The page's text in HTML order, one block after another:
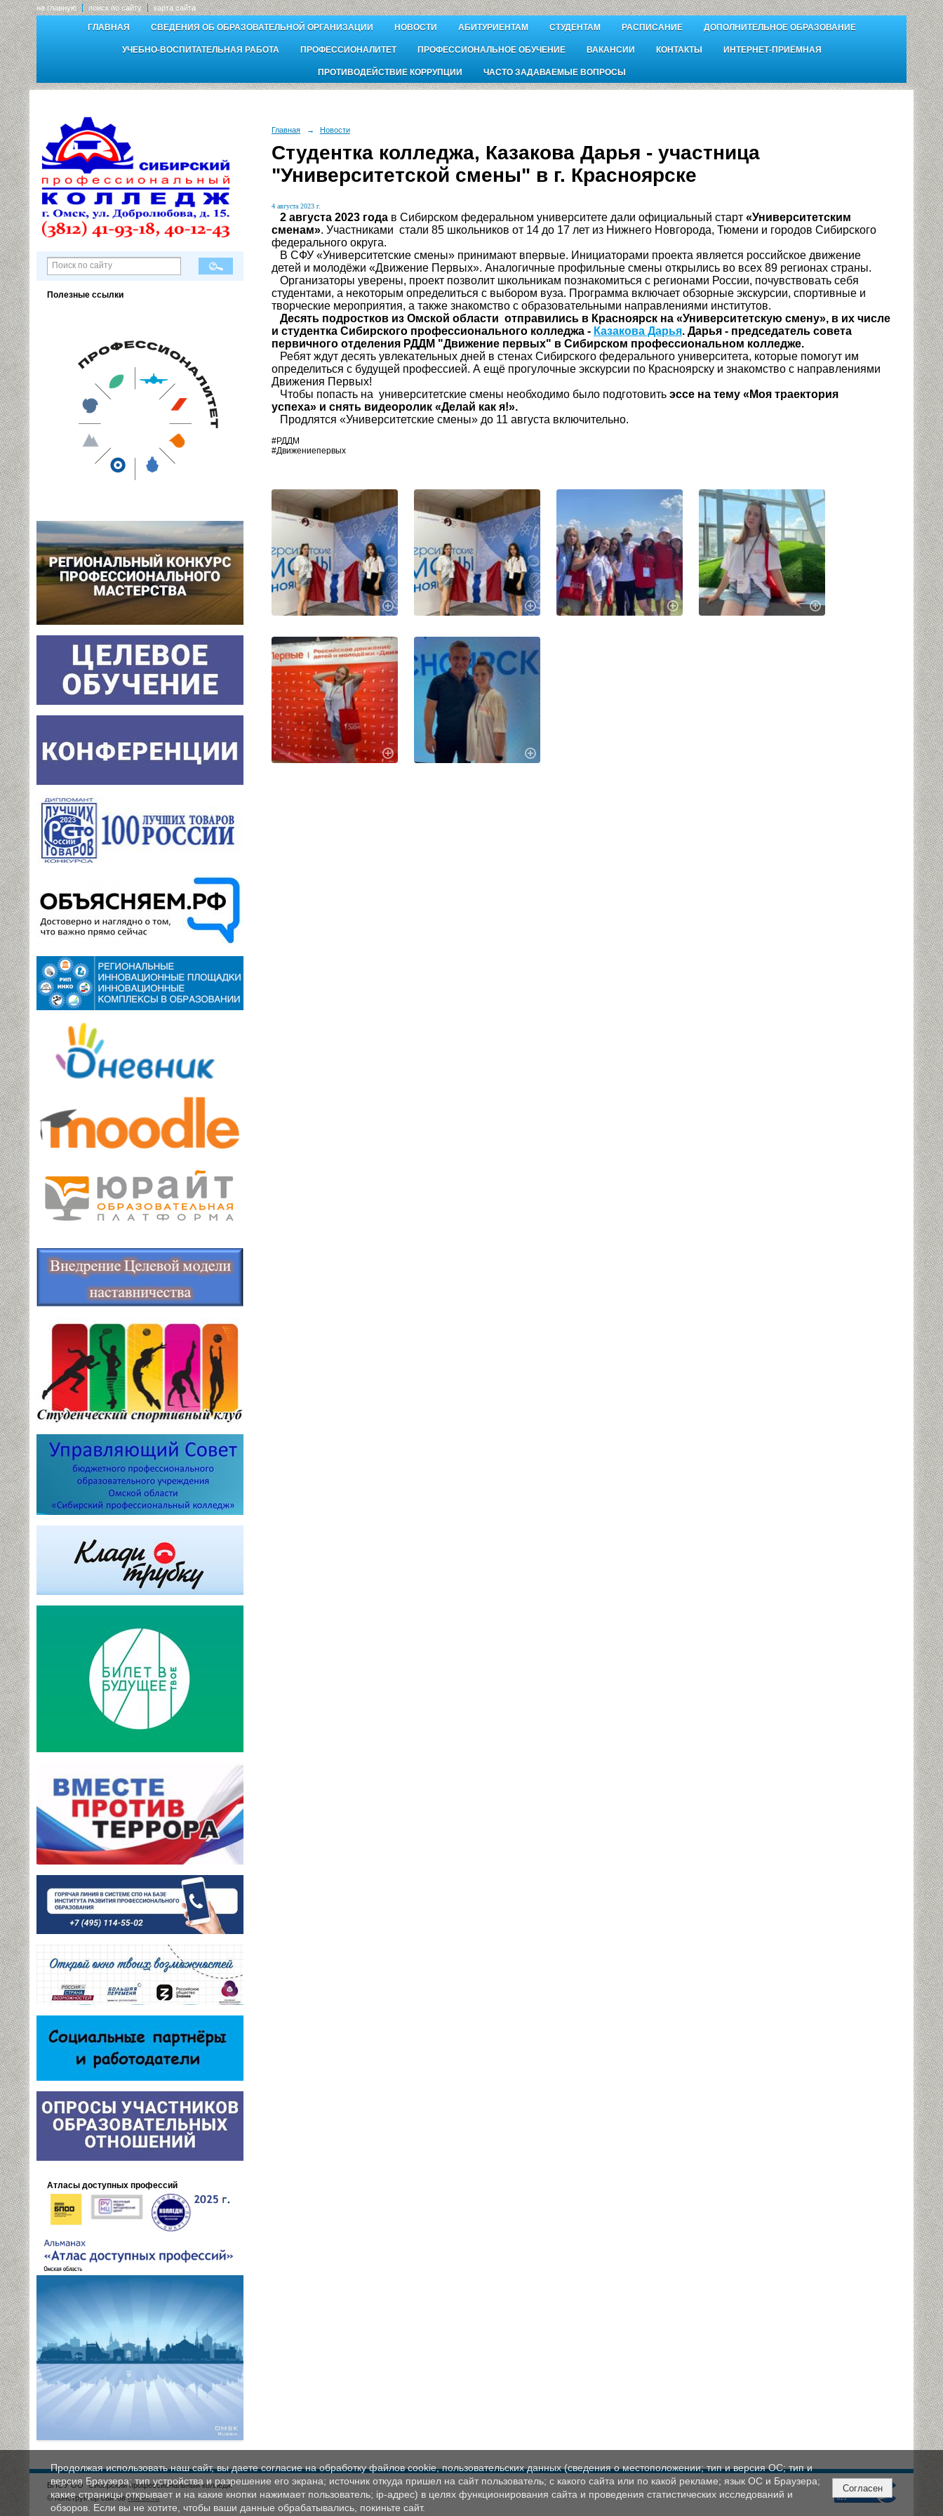
на главную поиск по сайту карта сайта
ГЛАВНАЯ СВЕДЕНИЯ ОБ ОБРАЗОВАТЕЛЬНОЙ ОРГАНИЗАЦИИ НОВОСТИ АБИТУРИЕНТАМ СТУДЕНТАМ РАСПИСАНИЕ ДОПОЛНИТЕЛЬНОЕ ОБРАЗОВАНИЕ
УЧЕБНО-ВОСПИТАТЕЛЬНАЯ РАБОТА ПРОФЕССИОНАЛИТЕТ ПРОФЕССИОНАЛЬНОЕ ОБУЧЕНИЕ ВАКАНСИИ КОНТАКТЫ ИНТЕРНЕТ-ПРИЁМНАЯ
ПРОТИВОДЕЙСТВИЕ КОРРУПЦИИ ЧАСТО ЗАДАВАЕМЫЕ ВОПРОСЫ
Полезные ссылки
Атласы доступных профессий
Главная → Новости
Студентка колледжа, Казакова Дарья - участница
"Университетской смены" в г. Красноярске
4 августа 2023 г.
2 августа 2023 года в Сибирском федеральном университете дали официальный старт «Университетским
сменам». Участниками стали 85 школьников от 14 до 17 лет из Нижнего Новгорода, Тюмени и городов Сибирского
федерального округа.
В СФУ «Университетские смены» принимают впервые. Инициаторами проекта является российское движение
детей и молодёжи «Движение Первых». Аналогичные профильные смены открылись во всех 89 регионах страны.
Организаторы уверены, проект позволит школьникам познакомиться с регионами России, почувствовать себя
студентами, а некоторым определиться с выбором вуза. Программа включает обзорные экскурсии, спортивные и
творческие мероприятия, а также знакомство с образовательными направлениями институтов.
Десять подростков из Омской области отправились в Красноярск на «Университетскую смену», в их числе
и студентка Сибирского профессионального колледжа - Казакова Дарья. Дарья - председатель совета
первичного отделения РДДМ "Движение первых" в Сибирском профессиональном колледже.
Ребят ждут десять увлекательных дней в стенах Сибирского федерального университета, которые помогут им
определиться с будущей профессией. А ещё прогулочные экскурсии по Красноярску и знакомство с направлениями
Движения Первых!
Чтобы попасть на университетские смены необходимо было подготовить эссе на тему «Моя траектория
успеха» и снять видеоролик «Делай как я!».
Продлятся «Университетские смены» до 11 августа включительно.
#РДДМ
#Движениепервых
БПОУ ОО "Сибирский профессиональный колледж"
© Конструктор сайтовNubex.ru
Продолжая использовать наш сайт, вы даете согласие на обработку файлов cookie, пользовательских данных (сведения о местоположении; тип и версия ОС; тип и
версия Браузера; тип устройства и разрешение его экрана; источник откуда пришел на сайт пользователь; с какого сайта или по какой рекламе; язык ОС и Браузера;
какие страницы открывает и на какие кнопки нажимает пользователь; ip-адрес) в целях функционирования сайта и проведения статистических исследований и
обзоров. Если вы не хотите, чтобы ваши данные обрабатывались, покиньте сайт.
Согласен